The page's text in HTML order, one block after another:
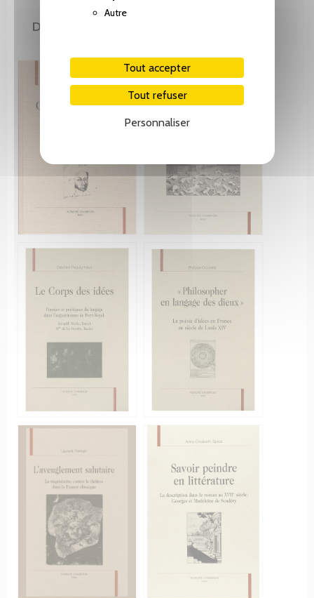
Autre
Tout accepter
Tout refuser
Personnaliser
DE LA MÊME COLLECTION